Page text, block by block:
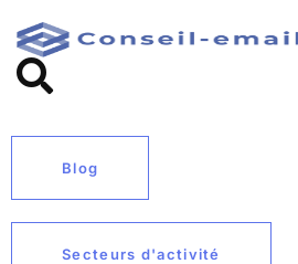
Blog
Secteurs d'activité